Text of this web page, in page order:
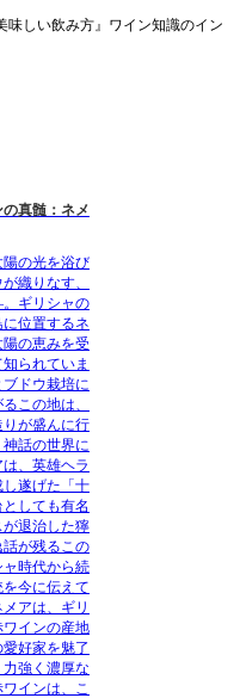
味しい飲み方』ワイン知識のイン
真髄：ネメ
の光を浴び
織りなす、
ギリシャの
位置するネ
陽の恵みを受
られていま
ドウ栽培に
この地は、
が盛んに行
話の世界に
、英雄ヘラ
遂げた「十
しても有名
退治した獰
が残るこの
時代から続
を今に伝えて
アは、ギリ
インの産地
好家を魅了
強く濃厚な
インは、こ